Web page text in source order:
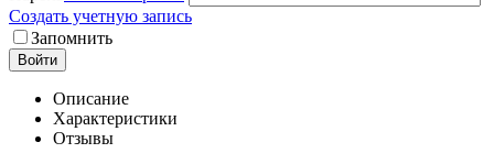
Создать учетную запись
Запомнить
Войти
Описание
Характеристики
Отзывы